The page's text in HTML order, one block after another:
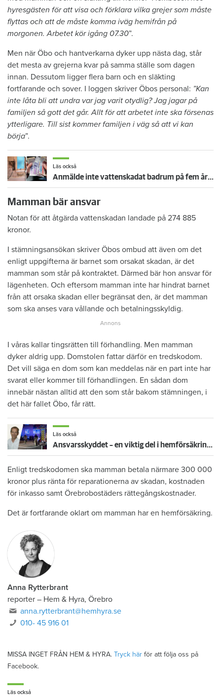
hyresgästen för att visa och förklara vilka grejer som måste
flyttas och att de måste komma iväg hemifrån på
morgonen. Arbetet kör igång 07.30”.
Men när Öbo och hantverkarna dyker upp nästa dag, står
det mesta av grejerna kvar på samma ställe som dagen
innan. Dessutom ligger flera barn och en släkting
fortfarande och sover. I loggen skriver Öbos personal: ”Kan
inte låta bli att undra var jag varit otydlig? Jag jagar på
familjen så gott det går. Allt för att arbetet inte ska försenas
ytterligare. Till sist kommer familjen i väg så att vi kan
börja”.
Läs också
Anmälde inte vattenskadat badrum på fem år – krävs på 125 000 kronor
Mamman bär ansvar
Notan för att åtgärda vattenskadan landade på 274 885
kronor.
I stämningsansökan skriver Öbos ombud att även om det
enligt uppgifterna är barnet som orsakat skadan, är det
mamman som står på kontraktet. Därmed bär hon ansvar för
lägenheten. Och eftersom mamman inte har hindrat barnet
från att orsaka skadan eller begränsat den, är det mamman
som ska anses vara vållande och betalningsskyldig.
I våras kallar tingsrätten till förhandling. Men mamman
dyker aldrig upp. Domstolen fattar därför en tredskodom.
Det vill säga en dom som kan meddelas när en part inte har
svarat eller kommer till förhandlingen. En sådan dom
innebär nästan alltid att den som står bakom stämningen, i
det här fallet Öbo, får rätt.
Läs också
Ansvarsskyddet – en viktig del i hemförsäkringen
Enligt tredskodomen ska mamman betala närmare 300 000
kronor plus ränta för reparationerna av skadan, kostnaden
för inkasso samt Örebrobostäders rättegångskostnader.
Det är fortfarande oklart om mamman har en hemförsäkring.
Anna Rytterbrant
reporter – Hem & Hyra, Örebro
anna.rytterbrant@hemhyra.se
010- 45 916 01
MISSA INGET FRÅN HEM & HYRA. Tryck här för att följa oss på
Facebook.
Läs också